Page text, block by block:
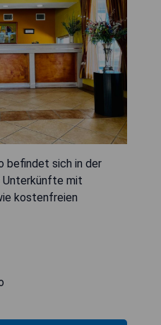
befindet sich in der
Unterkünfte mit
kostenfreien